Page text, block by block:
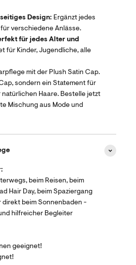
Design: Ergänzt jedes
verschiedene Anlässe.
für jedes Alter und
für Kinder, Jugendliche, alle
mit der Plush Satin Cap.
sondern ein Statement für
Haare. Bestelle jetzt
Mischung aus Mode und
beim Reisen, beim
Hair Day, beim Spaziergang
direkt beim Sonnenbaden -
hilfreicher Begleiter
geeignet!